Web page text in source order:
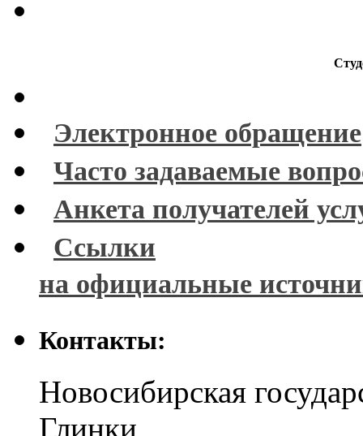
Электронное обращение
Часто задаваемые
Анкета получателей
Ссылки
на официальные
Контакты:
Новосибирская
Глинки